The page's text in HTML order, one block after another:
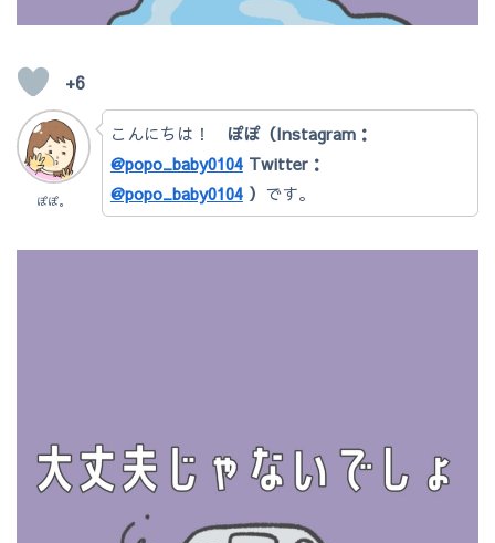
+6
ぽぽ。
こんにちは！
ぽぽ（Instagram：
@popo_baby0104Twitter：
@popo_baby0104） です。